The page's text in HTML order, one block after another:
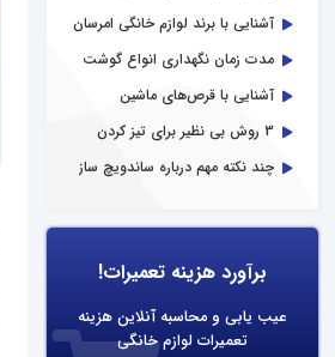
آشنایی با برند لوازم خانگی امرسان
مدت زمان نگهداری انواع گوشت
آشنایی با قرص‌های ماشین
3 روش بی نظیر برای تیز کردن
چند نکته مهم درباره ساندویچ ساز
برآورد هزینه تعمیرات!
عیب یابی و محاسبه آنلاین هزینه
تعمیرات لوازم خانگی